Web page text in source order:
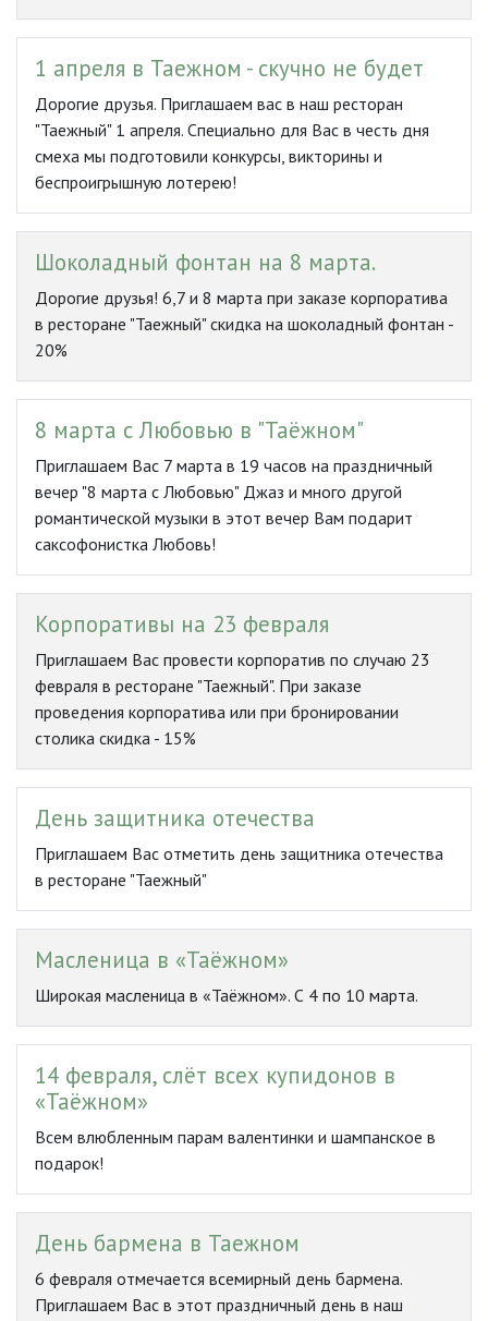
1 апреля в Таежном - скучно не будет
Дорогие друзья. Приглашаем вас в наш ресторан
"Таежный" 1 апреля. Специально для Вас в честь дня
смеха мы подготовили конкурсы, викторины и
беспроигрышную лотерею!
Шоколадный фонтан на 8 марта.
Дорогие друзья! 6,7 и 8 марта при заказе корпоратива
в ресторане "Таежный" скидка на шоколадный фонтан -
20%
8 марта с Любовью в "Таёжном"
Приглашаем Вас 7 марта в 19 часов на праздничный
вечер "8 марта с Любовью" Джаз и много другой
романтической музыки в этот вечер Вам подарит
саксофонистка Любовь!
Корпоративы на 23 февраля
Приглашаем Вас провести корпоратив по случаю 23
февраля в ресторане "Таежный". При заказе
проведения корпоратива или при бронировании
столика скидка - 15%
День защитника отечества
Приглашаем Вас отметить день защитника отечества
в ресторане "Таежный"
Масленица в «Таёжном»
Широкая масленица в «Таёжном». С 4 по 10 марта.
14 февраля, слёт всех купидонов в
«Таёжном»
Всем влюбленным парам валентинки и шампанское в
подарок!
День бармена в Таежном
6 февраля отмечается всемирный день бармена.
Приглашаем Вас в этот праздничный день в наш